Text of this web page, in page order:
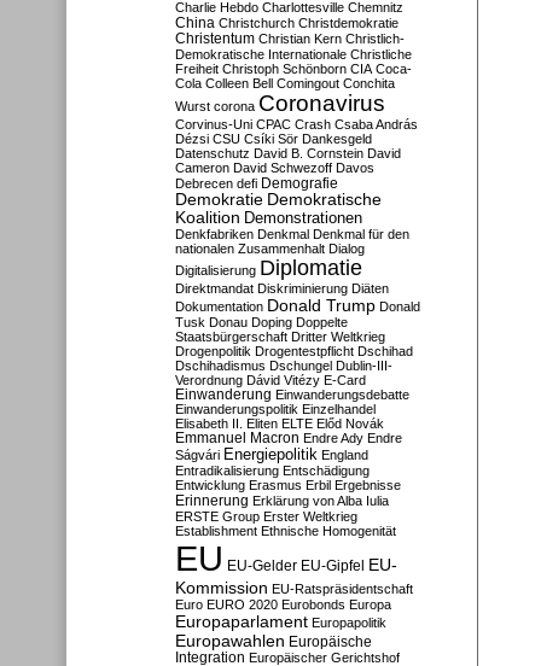
Charlie Hebdo Charlottesville Chemnitz
China Christchurch Christdemokratie
Christentum Christian Kern Christlich-
Demokratische Internationale Christliche
Freiheit Christoph Schönborn CIA Coca-
Cola Colleen Bell Comingout Conchita
Wurst corona Coronavirus
Corvinus-Uni CPAC Crash Csaba András
Dézsi CSU Csíki Sör Dankesgeld
Datenschutz David B. Cornstein David
Cameron David Schwezoff Davos
Debrecen defi Demografie
Demokratie Demokratische
Koalition Demonstrationen
Denkfabriken Denkmal Denkmal für den
nationalen Zusammenhalt Dialog
Digitalisierung Diplomatie
Direktmandat Diskriminierung Diäten
Dokumentation Donald Trump Donald
Tusk Donau Doping Doppelte
Staatsbürgerschaft Dritter Weltkrieg
Drogenpolitik Drogentestpflicht Dschihad
Dschihadismus Dschungel Dublin-III-
Verordnung Dávid Vitézy E-Card
Einwanderung Einwanderungsdebatte
Einwanderungspolitik Einzelhandel
Elisabeth II. Eliten ELTE Előd Novák
Emmanuel Macron Endre Ady Endre
Ságvári Energiepolitik England
Entradikalisierung Entschädigung
Entwicklung Erasmus Erbil Ergebnisse
Erinnerung Erklärung von Alba Iulia
ERSTE Group Erster Weltkrieg
Establishment Ethnische Homogenität
EU EU-Gelder EU-Gipfel EU-
Kommission EU-Ratspräsidentschaft
Euro EURO 2020 Eurobonds Europa
Europaparlament Europapolitik
Europawahlen Europäische
Integration Europäischer Gerichtshof